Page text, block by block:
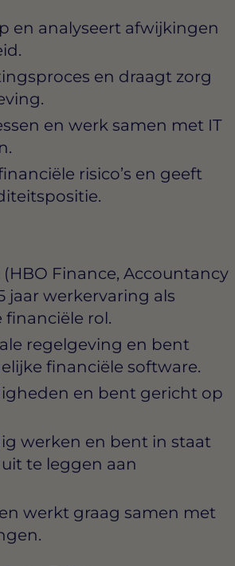
en analyseert afwijkingen
en draagt zorg
en werk samen met IT
risico’s en geeft
Finance, Accountancy
jaar werkervaring als
rol.
regelgeving en bent
financiële software.
en bent gericht op
werken en bent in staat
te leggen aan
werkt graag samen met